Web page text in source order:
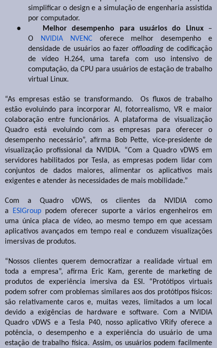
simplificar o design e a simulação de engenharia assistida
por computador.
● Melhor desempenho para usuários do Linux –
O NVIDIA NVENC oferece melhor desempenho e
densidade de usuários ao fazeroffloading de codificação
de vídeo H.264, uma tarefa com uso intensivo de
computação, da CPU para usuários de estação de trabalho
virtual Linux.
“As empresas estão se transformando. Os fluxos de trabalho
estão evoluindo para incorporar AI, fotorrealismo, VR e maior
colaboração entre funcionários. A plataforma de visualização
Quadro está evoluindo com as empresas para oferecer o
desempenho necessário”, afirma Bob Pette, vice-presidente de
visualização profissional da NVIDIA. “Com a Quadro vDWS em
servidores habilitados por Tesla, as empresas podem lidar com
conjuntos de dados maiores, alimentar os aplicativos mais
exigentes e atender às necessidades de mais mobilidade.”
Com a Quadro vDWS, os clientes da NVIDIA como
a ESIGrouppodem oferecer suporte a vários engenheiros em
uma única placa de vídeo, ao mesmo tempo em que acessam
aplicativos avançados em tempo real e conduzem visualizações
imersivas de produtos.
“Nossos clientes querem democratizar a realidade virtual em
toda a empresa”, afirma Eric Kam, gerente de marketing de
produtos de experiência imersiva da ESI. “Protótipos virtuais
podem sofrer com problemas similares aos dos protótipos físicos:
são relativamente caros e, muitas vezes, limitados a um local
devido a exigências de hardware e software. Com a NVIDIA
Quadro vDWS e a Tesla P40, nosso aplicativo VRify oferece a
potência, o desempenho e a experiência do usuário de uma
estação de trabalho física. Assim, os usuários podem facilmente